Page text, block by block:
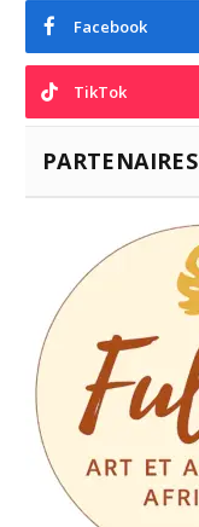
Facebook
TikTok
PARTENAIRES